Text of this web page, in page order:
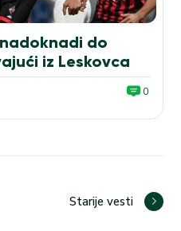
do
iz Leskovca
0
Starije vesti